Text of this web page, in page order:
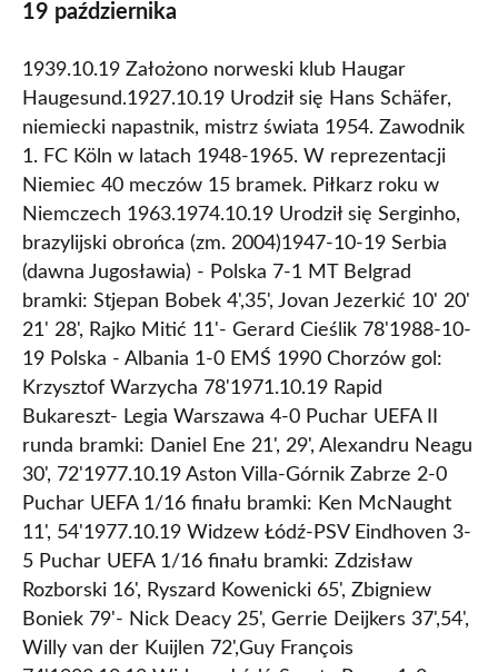
19 października
1939.10.19 Założono norweski klub Haugar
Haugesund.1927.10.19 Urodził się Hans Schäfer,
niemiecki napastnik, mistrz świata 1954. Zawodnik
1. FC Köln w latach 1948-1965. W reprezentacji
Niemiec 40 meczów 15 bramek. Piłkarz roku w
Niemczech 1963.1974.10.19 Urodził się Serginho,
brazylijski obrońca (zm. 2004)1947-10-19 Serbia
(dawna Jugosławia) - Polska 7-1 MT Belgrad
bramki: Stjepan Bobek 4',35', Jovan Jezerkić 10' 20'
21' 28', Rajko Mitić 11'- Gerard Cieślik 78'1988-10-
19 Polska - Albania 1-0 EMŚ 1990 Chorzów gol:
Krzysztof Warzycha 78'1971.10.19 Rapid
Bukareszt- Legia Warszawa 4-0 Puchar UEFA II
runda bramki: Daniel Ene 21', 29', Alexandru Neagu
30', 72'1977.10.19 Aston Villa-Górnik Zabrze 2-0
Puchar UEFA 1/16 finału bramki: Ken McNaught
11', 54'1977.10.19 Widzew Łódź-PSV Eindhoven 3-
5 Puchar UEFA 1/16 finału bramki: Zdzisław
Rozborski 16', Ryszard Kowenicki 65', Zbigniew
Boniek 79'- Nick Deacy 25', Gerrie Deijkers 37',54',
Willy van der Kuijlen 72',Guy François